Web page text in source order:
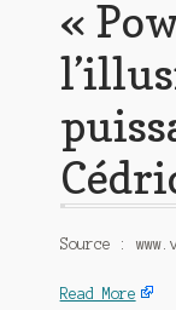
«
Source :
Read More